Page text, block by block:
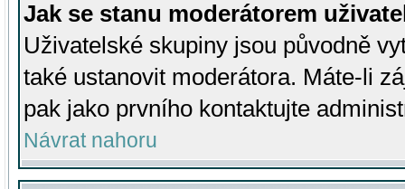
Jak se stanu moderátorem
Uživatelské skupiny jsou původně
také ustanovit moderátora. Máte-li
pak jako prvního kontaktujte
Návrat nahoru